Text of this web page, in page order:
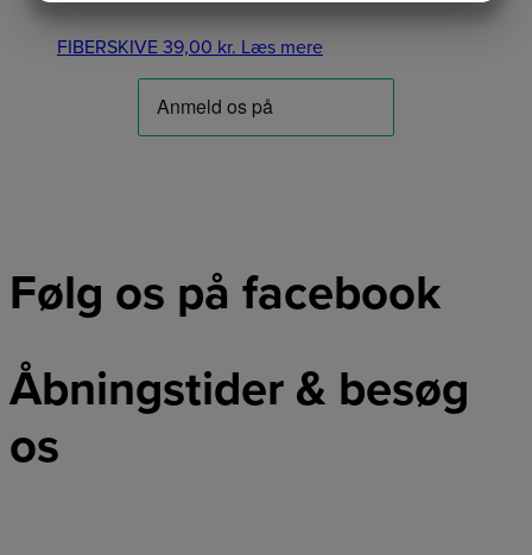
FIBERSKIVE 39,00 kr. Læs mere
Følg os på facebook
Åbningstider & besøg
os